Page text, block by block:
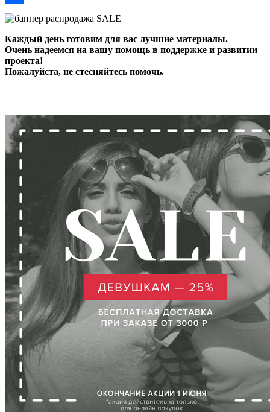
Отправить
Каждый день готовим для вас лучшие материалы.
Очень надеемся на вашу помощь в поддержке и развитии
проекта!
Пожалуйста, не стесняйтесь помочь.